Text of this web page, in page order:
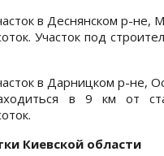
в Деснянском р-не,
Участок под
в Дарницком р-не,
в 9 км от
Киевской области